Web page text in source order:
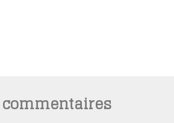
commentaires